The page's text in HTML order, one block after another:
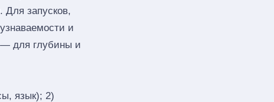
Для запусков,
и
для глубины и
язык); 2)